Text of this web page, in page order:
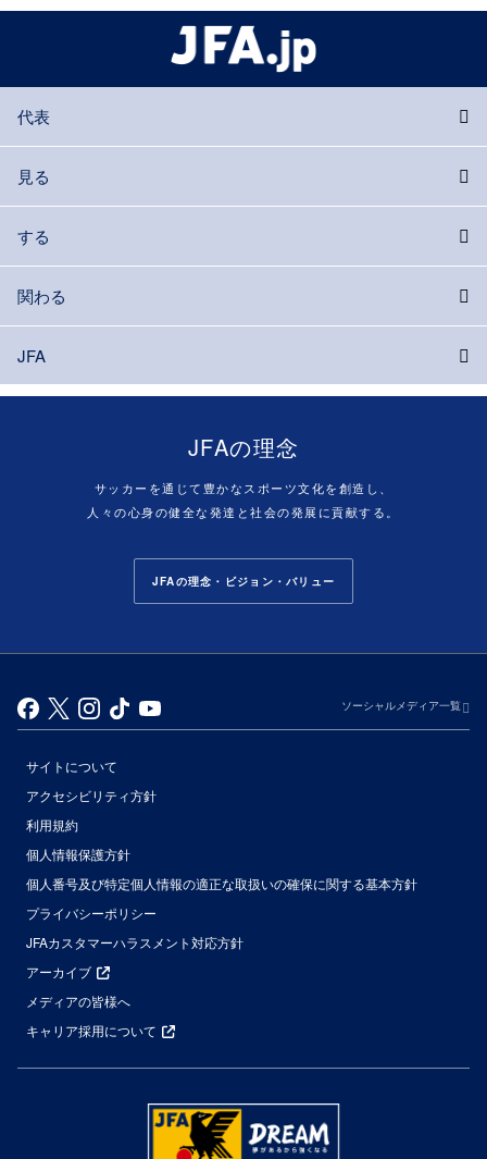
代表
見る
する
関わる
JFA
JFAの理念
サッカーを通じて豊かなスポーツ文化を創造し、
人々の心身の健全な発達と社会の発展に貢献する。
JFAの理念・ビジョン・バリュー
ソーシャルメディア一覧
サイトについて
アクセシビリティ方針
利用規約
個人情報保護方針
個人番号及び特定個人情報の適正な取扱いの確保に関する基本方針
プライバシーポリシー
JFAカスタマーハラスメント対応方針
アーカイブ
メディアの皆様へ
キャリア採用について